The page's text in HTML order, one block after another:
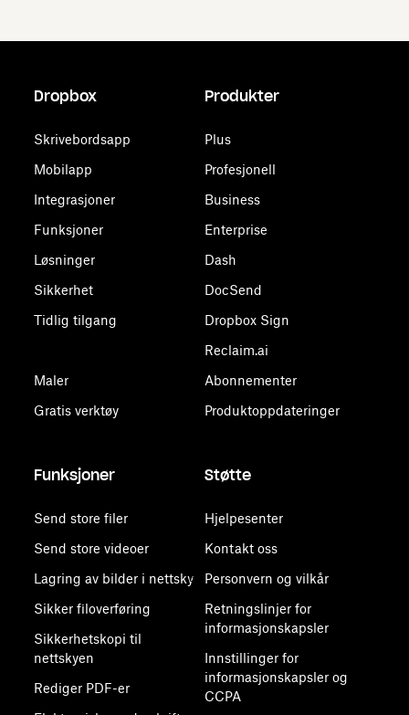
Dropbox
Skrivebordsapp
Mobilapp
Integrasjoner
Funksjoner
Løsninger
Sikkerhet
Tidlig tilgang
Maler
Gratis verktøy
Produkter
Plus
Profesjonell
Business
Enterprise
Dash
DocSend
Dropbox Sign
Reclaim.ai
Abonnementer
Produktoppdateringer
Funksjoner
Send store filer
Send store videoer
Lagring av bilder i nettsky
Sikker filoverføring
Sikkerhetskopi til
nettskyen
Rediger PDF-er
Støtte
Hjelpesenter
Kontakt oss
Personvern og vilkår
Retningslinjer for
informasjonskapsler
Innstillinger for
informasjonskapsler og
CCPA